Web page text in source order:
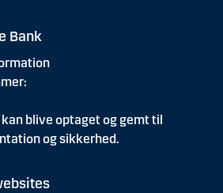
Bank
blive optaget og gemt til
og sikkerhed.